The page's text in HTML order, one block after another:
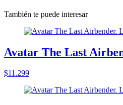
También te puede interesar
Avatar The Last
$11.299